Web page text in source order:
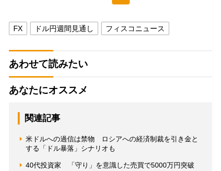
FX ドル円週間見通し フィスコニュース
あわせて読みたい
あなたにオススメ
関連記事
米ドルへの過信は禁物 ロシアへの経済制裁を引き金と
する「ドル暴落」シナリオも
40代投資家 「守り」を意識した売買で5000万円突破